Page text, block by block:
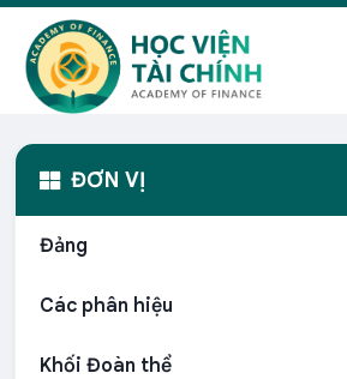
ĐƠN VỊ
Đảng
Các phân hiệu
Khối Đoàn thể